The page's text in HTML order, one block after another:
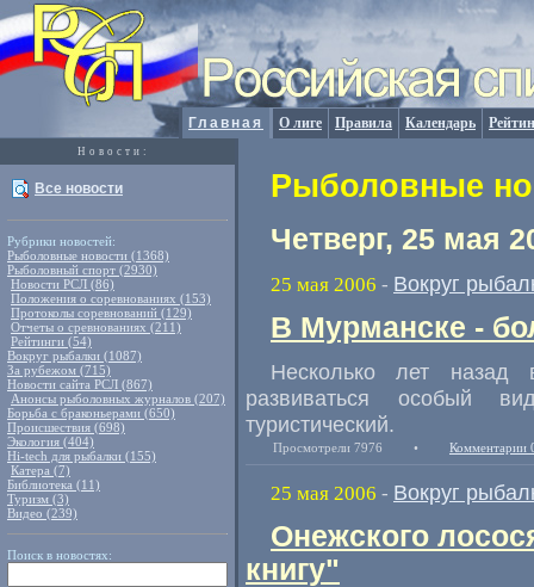
Главная О лиге Правила Календарь
Новости:
Все новости
Рубрики новостей:
Рыболовные новости (1368)
Рыболовный спорт (2930)
Новости РСЛ (86)
Положения о соревнованиях (153)
Протоколы соревнований (129)
Отчеты о сревнованиях (211)
Рейтинги (54)
Вокруг рыбалки (1087)
За рубежом (715)
Новости сайта РСЛ (867)
Анонсы рыболовных журналов (207)
Борьба с браконьерами (650)
Происшествия (698)
Экология (404)
Hi-tech для рыбалки (155)
Катера (7)
Библиотека (11)
Туризм (3)
Видео (239)
Поиск в новостях:
Рыболовные
Четверг, 25 мая
25 мая 2006 - Вокруг
В Мурманске -
Несколько лет назад
развиваться особый
туристический.
Просмотрели 7976 • Комментарии
25 мая 2006 - Вокруг
Онежского
книгу"